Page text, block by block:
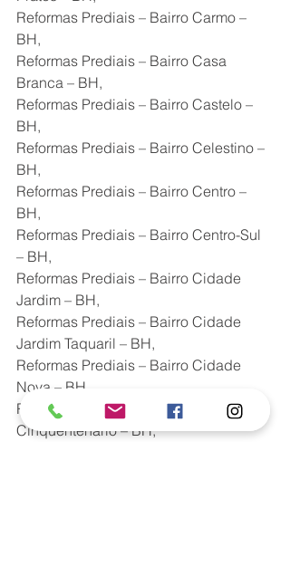
Reformas Prediais – Bairro Carmo –
BH,
Reformas Prediais – Bairro Casa
Branca – BH,
Reformas Prediais – Bairro Castelo –
BH,
Reformas Prediais – Bairro Celestino –
BH,
Reformas Prediais – Bairro Centro –
BH,
Reformas Prediais – Bairro Centro-Sul
– BH,
Reformas Prediais – Bairro Cidade
Jardim – BH,
Reformas Prediais – Bairro Cidade
Jardim Taquaril – BH,
Reformas Prediais – Bairro Cidade
Nova – BH,
Reformas Prediais – Bairro
Cinquentenário – BH,